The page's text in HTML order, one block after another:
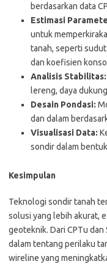
berdasarkan data
Estimasi
untuk
tanah, seperti
dan koefisien
Analisis Stabilitas:
lereng, daya
Desain Pondasi:
dan dalam
Visualisasi Data:
sondir dalam
Kesimpulan
Teknologi sondir tanah
solusi yang lebih akurat,
geoteknik. Dari CPTu dan
dalam tentang perilaku
wireline yang